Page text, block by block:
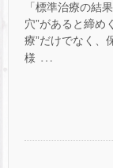
「標準治療の結
穴”があると締め
療”だけでなく、
様 …